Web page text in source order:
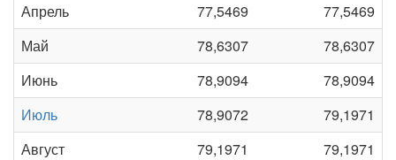
Апрель
77,5469
77,5469
Май
78,6307
78,6307
Июнь
78,9094
78,9094
Июль
78,9072
79,1971
Август
79,1971
79,1971